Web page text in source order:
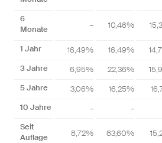
6
Monate
– 10,46%
1 Jahr 16,49% 16,49%
3 Jahre
6,95% 22,36%
5 Jahre
3,06% 16,25%
10 Jahre
– –
Seit
Auflage
8,72% 83,60%